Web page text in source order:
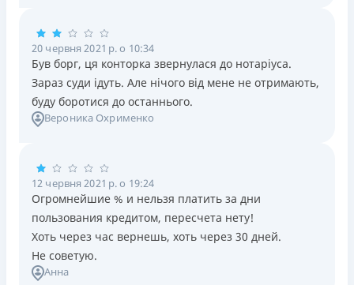
20 червня 2021 р. о 10:34
Був борг, ця конторка звернулася до нотаріуса.
Зараз суди ідуть. Але нічого від мене не отримають,
буду боротися до останнього.
Вероника Охрименко
12 червня 2021 р. о 19:24
Огромнейшие % и нельзя платить за дни
пользования кредитом, пересчета нету!
Хоть через час вернешь, хоть через 30 дней.
Не советую.
Анна